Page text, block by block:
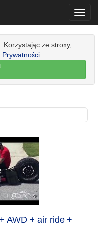
Korzystając ze strony,
Prywatności
AWD + air ride +